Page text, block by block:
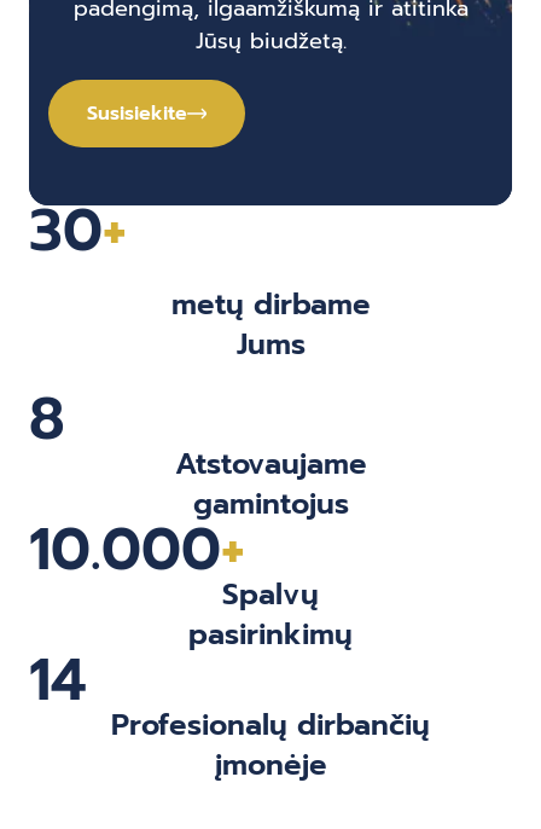
padengimą, ilgaamžiškumą ir atitinka
Jūsų biudžetą.
Susisiekite
30+
metų dirbame
Jums
8
Atstovaujame
gamintojus
10.000+
Spalvų
pasirinkimų
14
Profesionalų dirbančių
įmonėje